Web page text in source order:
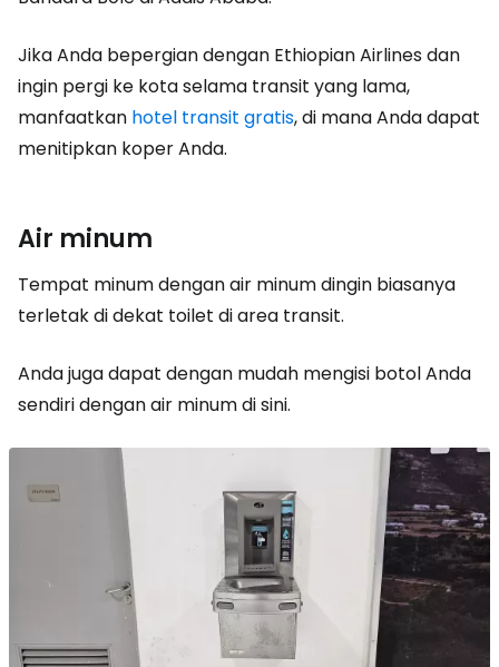
Jika Anda bepergian dengan Ethiopian Airlines dan
ingin pergi ke kota selama transit yang lama,
manfaatkan hotel transit gratis, di mana Anda dapat
menitipkan koper Anda.
Air minum
Tempat minum dengan air minum dingin biasanya
terletak di dekat toilet di area transit.
Anda juga dapat dengan mudah mengisi botol Anda
sendiri dengan air minum di sini.